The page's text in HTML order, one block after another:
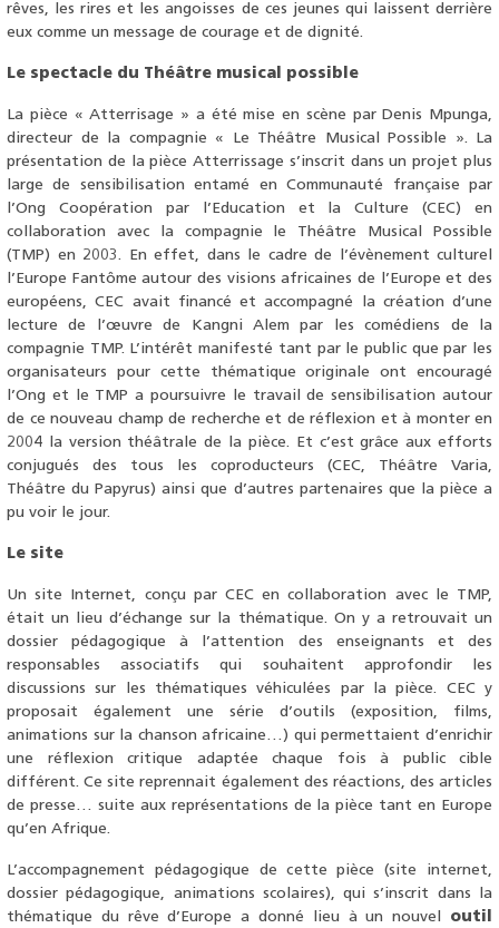
rêves, les rires et les angoisses de ces jeunes qui laissent derrière
eux comme un message de courage et de dignité.
Le spectacle du Théâtre musical possible
La pièce « Atterrisage » a été mise en scène par Denis Mpunga,
directeur de la compagnie « Le Théâtre Musical Possible ». La
présentation de la pièce Atterrissage s’inscrit dans un projet plus
large de sensibilisation entamé en Communauté française par
l’Ong Coopération par l’Education et la Culture (CEC) en
collaboration avec la compagnie le Théâtre Musical Possible
(TMP) en 2003. En effet, dans le cadre de l’évènement culturel
l’Europe Fantôme autour des visions africaines de l’Europe et des
européens, CEC avait financé et accompagné la création d’une
lecture de l’œuvre de Kangni Alem par les comédiens de la
compagnie TMP. L’intérêt manifesté tant par le public que par les
organisateurs pour cette thématique originale ont encouragé
l’Ong et le TMP a poursuivre le travail de sensibilisation autour
de ce nouveau champ de recherche et de réflexion et à monter en
2004 la version théâtrale de la pièce. Et c’est grâce aux efforts
conjugués des tous les coproducteurs (CEC, Théâtre Varia,
Théâtre du Papyrus) ainsi que d’autres partenaires que la pièce a
pu voir le jour.
Le site
Un site Internet, conçu par CEC en collaboration avec le TMP,
était un lieu d’échange sur la thématique. On y a retrouvait un
dossier pédagogique à l’attention des enseignants et des
responsables associatifs qui souhaitent approfondir les
discussions sur les thématiques véhiculées par la pièce. CEC y
proposait également une série d’outils (exposition, films,
animations sur la chanson africaine…) qui permettaient d’enrichir
une réflexion critique adaptée chaque fois à public cible
différent. Ce site reprennait également des réactions, des articles
de presse… suite aux représentations de la pièce tant en Europe
qu’en Afrique.
L’accompagnement pédagogique de cette pièce (site internet,
dossier pédagogique, animations scolaires), qui s’inscrit dans la
thématique du rêve d’Europe a donné lieu à un nouvel outil